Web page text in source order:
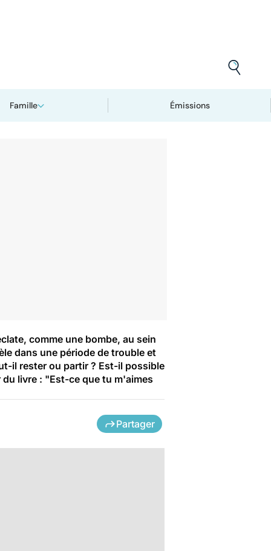
Famille Émissions
comme une bombe, au sein
dans une période de trouble et
il rester ou partir ? Est-il possible
livre : "Est-ce que tu m'aimes
Partager